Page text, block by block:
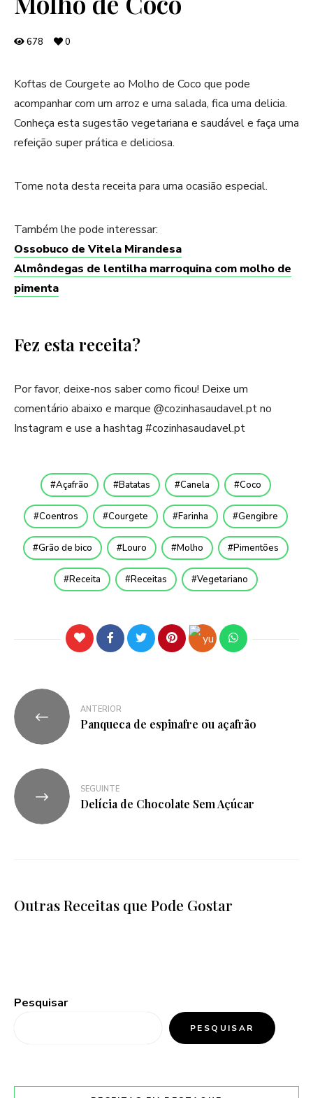
678 0
Koftas de Courgete ao Molho de Coco que pode
acompanhar com um arroz e uma salada, fica uma delicia.
Conheça esta sugestão vegetariana e saudável e faça uma
refeição super prática e deliciosa.
Tome nota desta receita para uma ocasião especial.
Também lhe pode interessar:
Ossobuco de Vitela Mirandesa
Almôndegas de lentilha marroquina com molho de
pimenta
Fez esta receita?
Por favor, deixe-nos saber como ficou! Deixe um
comentário abaixo e marque @cozinhasaudavel.pt no
Instagram e use a hashtag #cozinhasaudavel.pt
Açafrão Batatas Canela Coco
Coentros Courgete Farinha Gengibre
Grão de bico Louro Molho Pimentões
Receita Receitas Vegetariano
ANTERIOR
Panqueca de espinafre ou açafrão
SEGUINTE
Delícia de Chocolate Sem Açúcar
Outras Receitas que Pode Gostar
Pesquisar
PESQUISAR